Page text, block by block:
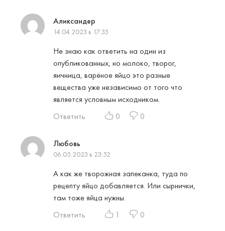
Аликсандер
14.04.2023 в 17:35
Не знаю как ответить на один из
опубликованных, но молоко, творог,
яичница, варёное яйцо это разные
вещества уже независимо от того что
является условным исходником.
Ответить
0 0
Любовь
06.05.2023 в 23:52
А как же творожная запеканка, туда по
рецепту яйцо добавляется. Или сырнички,
там тоже яйца нужны.
Ответить
1 0